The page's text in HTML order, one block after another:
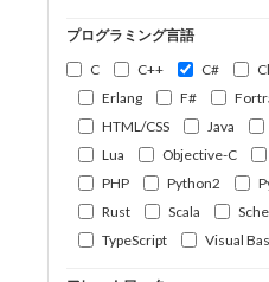
プログラミング言語
C
C++ C#
Erlang
F#
HTML/CSS
Java
Lua
Objective-C
PHP
Python2
Rust
Scala
TypeScript
Visual